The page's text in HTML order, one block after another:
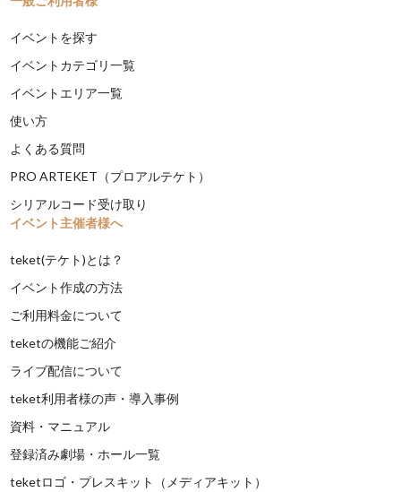
イベントを探す
イベントカテゴリ一覧
イベントエリア一覧
使い方
よくある質問
PRO ARTEKET（プロアルテケト）
シリアルコード受け取り
イベント主催者様へ
teket(テケト)とは？
イベント作成の方法
ご利用料金について
teketの機能ご紹介
ライブ配信について
teket利用者様の声・導入事例
資料・マニュアル
登録済み劇場・ホール一覧
teketロゴ・プレスキット（メディアキット）